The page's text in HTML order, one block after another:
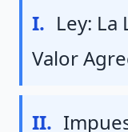
Fraccion I
I. Ley:
Valor
Fraccion II
II.